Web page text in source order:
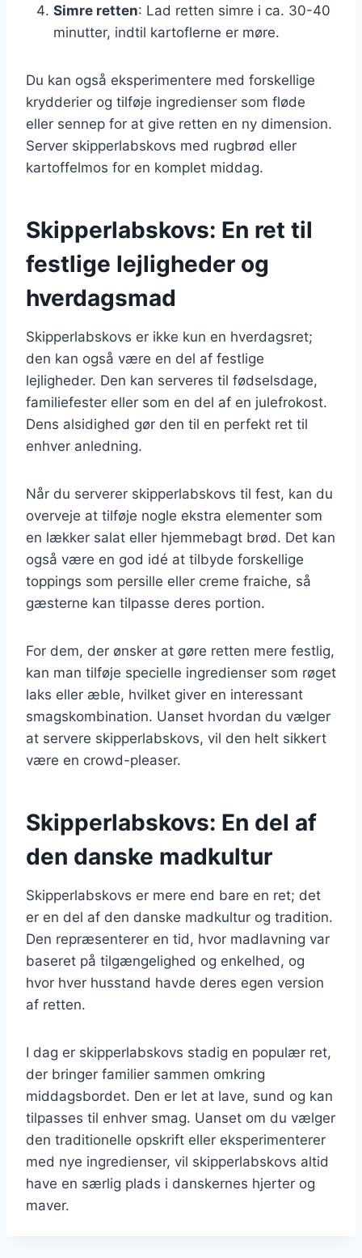
Simre retten: Lad retten simre i ca. 30-40
minutter, indtil kartoflerne er møre.
Du kan også eksperimentere med forskellige
krydderier og tilføje ingredienser som fløde
eller sennep for at give retten en ny dimension.
Server skipperlabskovs med rugbrød eller
kartoffelmos for en komplet middag.
Skipperlabskovs: En ret til
festlige lejligheder og
hverdagsmad
Skipperlabskovs er ikke kun en hverdagsret;
den kan også være en del af festlige
lejligheder. Den kan serveres til fødselsdage,
familiefester eller som en del af en julefrokost.
Dens alsidighed gør den til en perfekt ret til
enhver anledning.
Når du serverer skipperlabskovs til fest, kan du
overveje at tilføje nogle ekstra elementer som
en lækker salat eller hjemmebagt brød. Det kan
også være en god idé at tilbyde forskellige
toppings som persille eller creme fraiche, så
gæsterne kan tilpasse deres portion.
For dem, der ønsker at gøre retten mere festlig,
kan man tilføje specielle ingredienser som røget
laks eller æble, hvilket giver en interessant
smagskombination. Uanset hvordan du vælger
at servere skipperlabskovs, vil den helt sikkert
være en crowd-pleaser.
Skipperlabskovs: En del af
den danske madkultur
Skipperlabskovs er mere end bare en ret; det
er en del af den danske madkultur og tradition.
Den repræsenterer en tid, hvor madlavning var
baseret på tilgængelighed og enkelhed, og
hvor hver husstand havde deres egen version
af retten.
I dag er skipperlabskovs stadig en populær ret,
der bringer familier sammen omkring
middagsbordet. Den er let at lave, sund og kan
tilpasses til enhver smag. Uanset om du vælger
den traditionelle opskrift eller eksperimenterer
med nye ingredienser, vil skipperlabskovs altid
have en særlig plads i danskernes hjerter og
maver.